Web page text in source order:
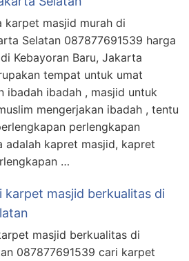
karpet masjid murah di
Selatan 087877691539 harga
Kebayoran Baru, Jakarta
tempat untuk umat
ibadah ibadah , masjid untuk
mengerjakan ibadah , tentu
perlengkapan
adalah kapret masjid, kapret
…
karpet masjid berkualitas di
masjid berkualitas di
087877691539 cari karpet